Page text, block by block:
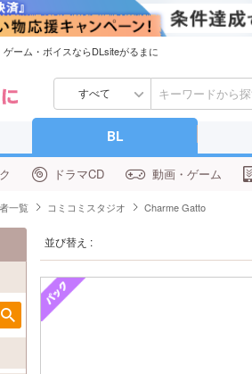
ーム・ボイスならDLsiteがるまに
すべて
BL
ドラマCD 動画・ゲーム
一覧 コミコミスタジオ Charme Gatto
並び替え :
索